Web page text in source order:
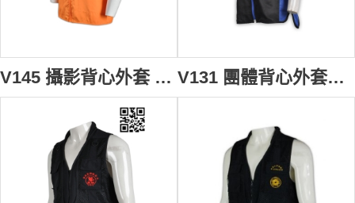
V145 攝影背心外套 度身訂製 輕薄拉鏈背心外套 團體活動背心外套 背心外套香港公司 V131 團體背心外套保安建築行業背心 背心外套供應商